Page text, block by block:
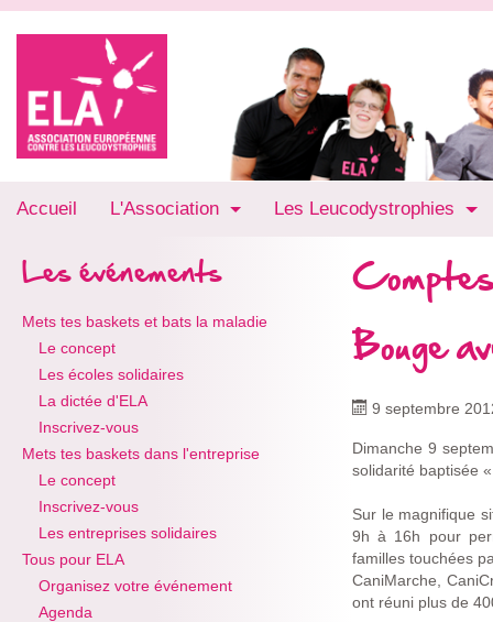
Accueil L'Association Les Leucodystrophies
Les événements
Mets tes baskets et bats la maladie
Le concept
Les écoles solidaires
La dictée d'ELA
Inscrivez-vous
Mets tes baskets dans l'entreprise
Le concept
Inscrivez-vous
Les entreprises solidaires
Tous pour ELA
Organisez votre événement
Agenda
Bouge
9 septembre
Dimanche 9
solidarité baptisée
Sur le magnifique
9h à 16h pour
familles touchées
CaniMarche,
ont réuni plus de